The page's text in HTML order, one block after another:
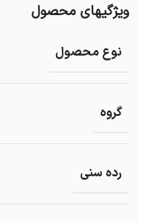
ویژگیهای محصول
نوع محصول
گروه
رده سنی